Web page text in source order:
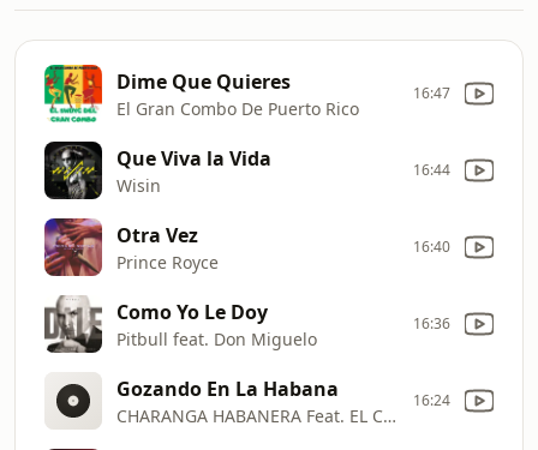
Dime Que Quieres
El Gran Combo De Puerto Rico
16:47
Que Viva la Vida
Wisin
16:44
Otra Vez
Prince Royce
16:40
Como Yo Le Doy
Pitbull feat. Don Miguelo
16:36
Gozando En La Habana
CHARANGA HABANERA Feat. EL CHACAL
16:24